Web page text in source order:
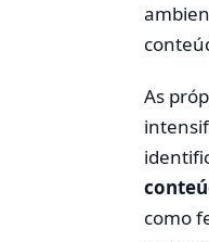
As
como